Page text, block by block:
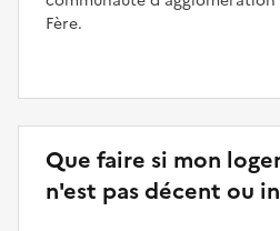
Fère.
Que faire si mon
n'est pas décent ou